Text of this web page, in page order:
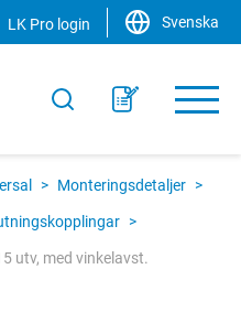
LK Pro login Svenska
> Monteringsdetaljer >
>
utv, med vinkelavst.